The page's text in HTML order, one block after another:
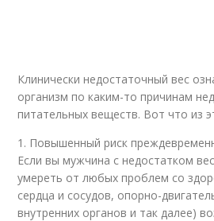
Клинически недостаточный вес
организм по каким-то причинам
питательных веществ. Вот что из
1. Повышенный риск
Если вы мужчина с недостатком
умереть от любых проблем со
сердца и сосудов, опорно-
внутренних органов и так далее)